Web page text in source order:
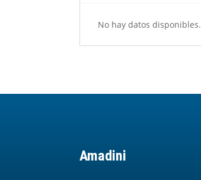
No hay datos disponibles.
Amadini